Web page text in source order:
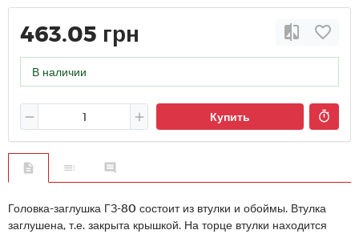
463.05 грн
В наличии
Купить
Головка-заглушка ГЗ-80 состоит из втулки и обоймы. Втулка
заглушена, т.е. закрыта крышкой. На торце втулки находится